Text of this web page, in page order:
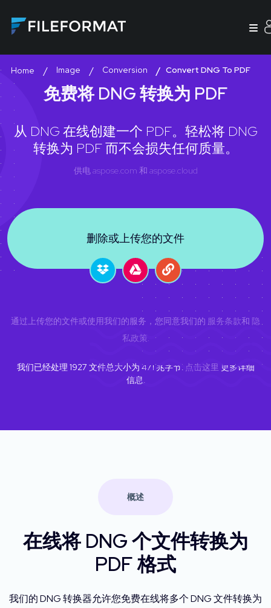
Home Image Conversion Convert DNG To PDF
免费将 DNG 转换为 PDF
从 DNG 在线创建一个 PDF。轻松将 DNG
转换为 PDF 而不会损失任何质量。
供电aspose.com 和 aspose.cloud
删除或上传您的文件
通过上传您的文件或使用我们的服务，您同意我们的 服务条款和 隐
私政策
我们已经处理 1927 文件总大小为 471兆字节. 点击这里 更多详细
信息.
概述
在线将 DNG 个文件转换为
PDF 格式
我们的 DNG 转换器允许您免费在线将多个 DNG 文件转换为